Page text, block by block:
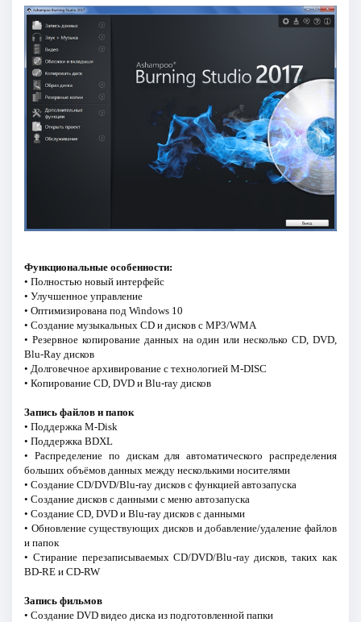
Функциональные особенности:
• Полностью новый интерфейс
• Улучшенное управление
• Оптимизирована под Windows 10
• Создание музыкальных CD и дисков с MP3/WMA
• Резервное копирование данных на один или несколько CD, DVD,
Blu-Ray дисков
• Долговечное архивирование с технологией M-DISC
• Копирование CD, DVD и Blu-ray дисков
Запись файлов и папок
• Поддержка M-Disk
• Поддержка BDXL
• Распределение по дискам для автоматического распределения
больших объёмов данных между несколькими носителями
• Создание CD/DVD/Blu-ray дисков с функцией автозапуска
• Создание дисков с данными с меню автозапуска
• Создание CD, DVD и Blu-ray дисков с данными
• Обновление существующих дисков и добавление/удаление файлов
и папок
• Стирание перезаписываемых CD/DVD/Blu-ray дисков, таких как
BD-RE и CD-RW
Запись фильмов
• Создание DVD видео диска из подготовленной папки